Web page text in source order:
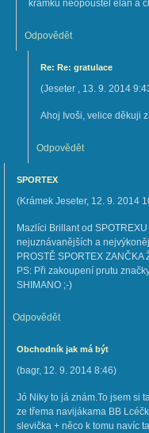
krámku neopouštěl elán a
Odpovědět
Re: Re: gratulace
(Jeseter , 13. 9. 2014
Ahoj Ivoši, velice děkuji
Odpovědět
SPORTEX
(Krámek Jeseter, 12. 9. 2014
Mazlíci Brillant od
nejuznávanějších a
PROSTĚ SPORTEX ZANČKA
PS: Při zakoupení prutu
SHIMANO ;-)
Odpovědět
Obchodník jak má být
(bagr, 12. 9. 2014 8:46)
Jó Niky to já znám.To jsem si
ze třema navijákama BB
slevička + něco k tomu navíc